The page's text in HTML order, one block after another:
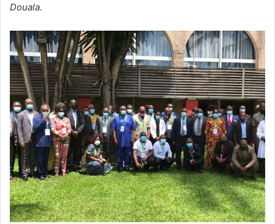
r
i
e
l
Douala.